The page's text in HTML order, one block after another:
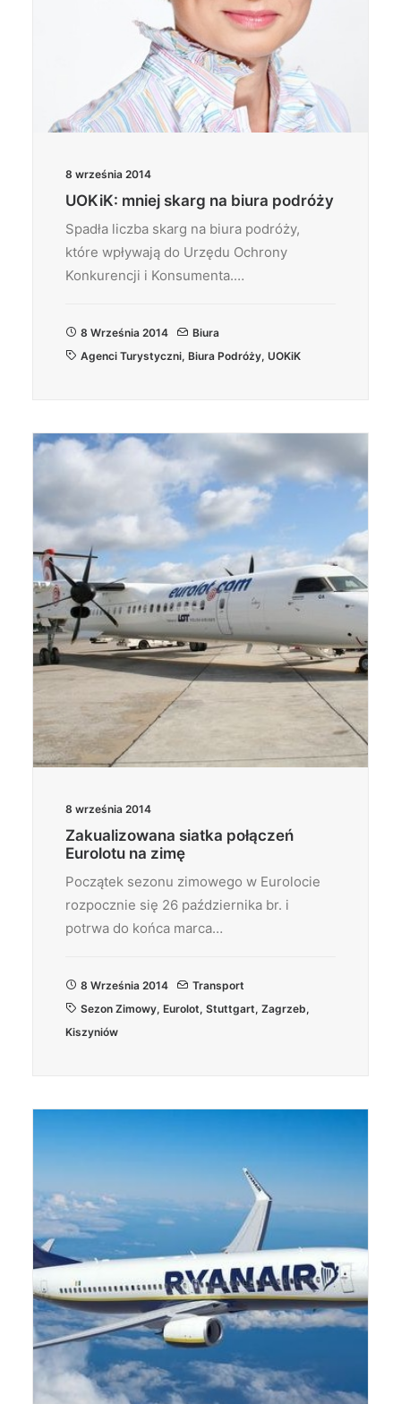
8 września 2014
UOKiK: mniej skarg na biura podróży
Spadła liczba skarg na biura podróży,
które wpływają do Urzędu Ochrony
Konkurencji i Konsumenta.…
8 Września 2014
Biura
Agenci Turystyczni, Biura Podróży, UOKiK
8 września 2014
Zakualizowana siatka połączeń
Eurolotu na zimę
Początek sezonu zimowego w Eurolocie
rozpocznie się 26 października br. i
potrwa do końca marca…
8 Września 2014
Transport
Sezon Zimowy, Eurolot, Stuttgart, Zagrzeb,
Kiszyniów